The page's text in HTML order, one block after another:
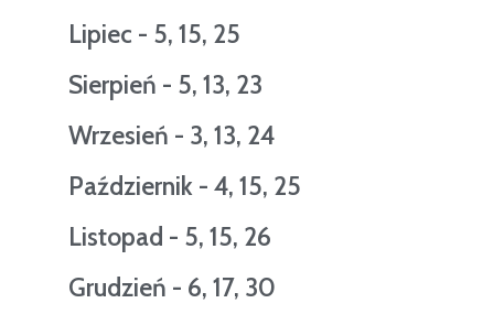
Lipiec - 5, 15, 25
Sierpień - 5, 13, 23
Wrzesień - 3, 13, 24
Październik - 4, 15, 25
Listopad - 5, 15, 26
Grudzień - 6, 17, 30